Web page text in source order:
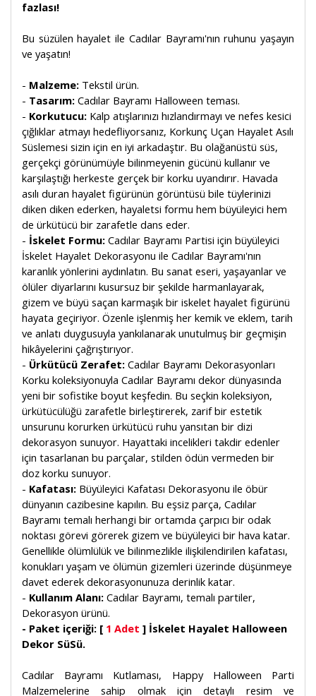
fazlası!
Bu süzülen hayalet ile Cadılar Bayramı'nın ruhunu yaşayın
ve yaşatın!
- Malzeme: Tekstil ürün.
- Tasarım: Cadılar Bayramı Halloween teması.
- Korkutucu: Kalp atışlarınızı hızlandırmayı ve nefes kesici
çığlıklar atmayı hedefliyorsanız, Korkunç Uçan Hayalet Asılı
Süslemesi sizin için en iyi arkadaştır. Bu olağanüstü süs,
gerçekçi görünümüyle bilinmeyenin gücünü kullanır ve
karşılaştığı herkeste gerçek bir korku uyandırır. Havada
asılı duran hayalet figürünün görüntüsü bile tüylerinizi
diken diken ederken, hayaletsi formu hem büyüleyici hem
de ürkütücü bir zarafetle dans eder.
- İskelet Formu: Cadılar Bayramı Partisi için büyüleyici
İskelet Hayalet Dekorasyonu ile Cadılar Bayramı'nın
karanlık yönlerini aydınlatın. Bu sanat eseri, yaşayanlar ve
ölüler diyarlarını kusursuz bir şekilde harmanlayarak,
gizem ve büyü saçan karmaşık bir iskelet hayalet figürünü
hayata geçiriyor. Özenle işlenmiş her kemik ve eklem, tarih
ve anlatı duygusuyla yankılanarak unutulmuş bir geçmişin
hikâyelerini çağrıştırıyor.
- Ürkütücü Zerafet: Cadılar Bayramı Dekorasyonları
Korku koleksiyonuyla Cadılar Bayramı dekor dünyasında
yeni bir sofistike boyut keşfedin. Bu seçkin koleksiyon,
ürkütücülüğü zarafetle birleştirerek, zarif bir estetik
unsurunu korurken ürkütücü ruhu yansıtan bir dizi
dekorasyon sunuyor. Hayattaki incelikleri takdir edenler
için tasarlanan bu parçalar, stilden ödün vermeden bir
doz korku sunuyor.
- Kafatası: Büyüleyici Kafatası Dekorasyonu ile öbür
dünyanın cazibesine kapılın. Bu eşsiz parça, Cadılar
Bayramı temalı herhangi bir ortamda çarpıcı bir odak
noktası görevi görerek gizem ve büyüleyici bir hava katar.
Genellikle ölümlülük ve bilinmezlikle ilişkilendirilen kafatası,
konukları yaşam ve ölümün gizemleri üzerinde düşünmeye
davet ederek dekorasyonunuza derinlik katar.
- Kullanım Alanı: Cadılar Bayramı, temalı partiler,
Dekorasyon ürünü.
- Paket içeriği: [ 1 Adet ] İskelet Hayalet Halloween
Dekor SüSü.
Cadılar Bayramı Kutlaması, Happy Halloween Parti
Malzemelerine sahip olmak için detaylı resim ve